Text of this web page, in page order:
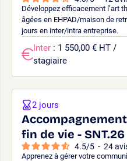
Développez efficacement l’art
âgées en EHPAD/maison de
jours en inter/intra entreprise.
Inter : 1 550,00 € HT /
stagiaire
fin de vie - SNT.26
4.5/5 - 24
Apprenez à gérer votre
2 jours